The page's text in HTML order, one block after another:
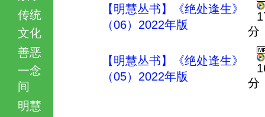
传统
文化
善恶
一念
间
明慧
【明慧丛书】《绝处逢生》
（06）2022年版
分
【明慧丛书】《绝处逢生》
（05）2022年版
分